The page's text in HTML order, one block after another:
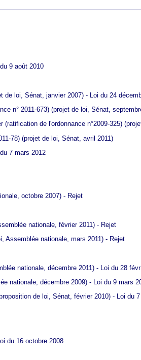
9 août 2010
de loi, Sénat, janvier 2007) - Loi du 24
n° 2011-673)(projet de loi, Sénat,
de l'ordonnance n°2009-325)
78)(projet de loi, Sénat, avril 2011)
7 mars 2012
octobre 2007) - Rejet
nationale, février 2011) - Rejet
Assemblée nationale, mars 2011) - Rejet
nationale, décembre 2011) - Loi du 28
nationale, décembre 2009) - Loi du 9 mars
de loi, Sénat, février 2010) - Loi du
du 16 octobre 2008